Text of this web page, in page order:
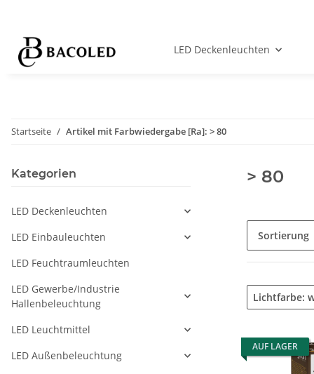
LED Deckenleuchten
Startseite Artikel mit Farbwiedergabe [Ra]: > 80
> 80
Sortierung
Lichtfarbe:
AUF LAGER
Kategorien
LED Deckenleuchten
LED Einbauleuchten
LED Feuchtraumleuchten
LED Gewerbe/Industrie
Hallenbeleuchtung
LED Leuchtmittel
LED Außenbeleuchtung